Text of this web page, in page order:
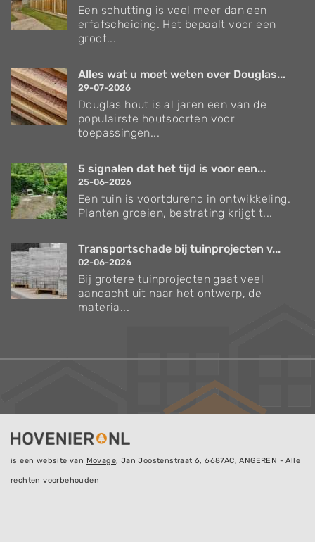
Een schutting is veel meer dan een
erfafscheiding. Het bepaalt voor een
groot...
Alles wat u moet weten over Douglas...
29-07-2026
Douglas hout is al jaren een van de
populairste houtsoorten voor
toepassingen...
5 signalen dat het tijd is voor een...
25-06-2026
Een tuin is voortdurend in ontwikkeling.
Planten groeien, bestrating krijgt t...
Transportschade bij tuinprojecten v...
02-06-2026
Bij grotere tuinprojecten gaat veel
aandacht uit naar het ontwerp, de
materia...
is een website van Movage, Jan Joostenstraat 6, 6687AC, ANGEREN - Alle
rechten voorbehouden